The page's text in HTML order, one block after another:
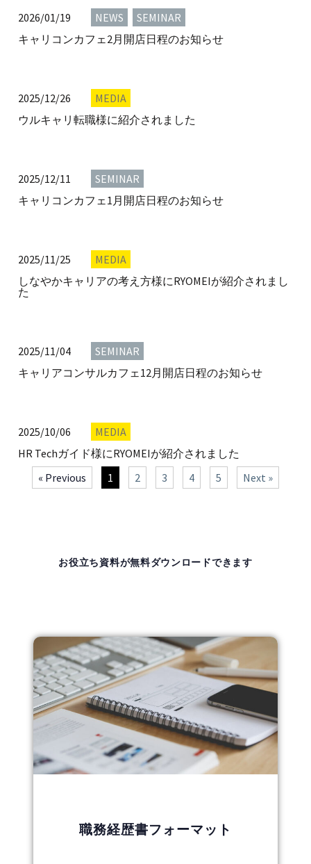
2026/01/19 NEWS
SEMINAR
キャリコンカフェ2月開店日程のお知らせ
2025/12/26
MEDIA
ウルキャリ転職様に紹介されました
2025/12/11
SEMINAR
キャリコンカフェ1月開店日程のお知らせ
2025/11/25
MEDIA
しなやかキャリアの考え方様にRYOMEIが紹介されまし
た
2025/11/04
SEMINAR
キャリアコンサルカフェ12月開店日程のお知らせ
2025/10/06
MEDIA
HR Techガイド様にRYOMEIが紹介されました
« Previous
1 2 3 4 5 Next »
お役立ち資料が無料ダウンロードできます
職務経歴書フォーマット